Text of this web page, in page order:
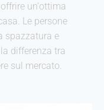
un'ottima
Le persone
spazzatura e
differenza tra
sul mercato.